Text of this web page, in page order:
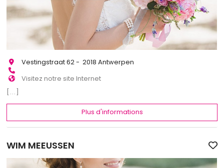
Vestingstraat 62 - 2018 Antwerpen
Visitez notre site Internet
[...]
Plus d'informations
WIM MEEUSSEN